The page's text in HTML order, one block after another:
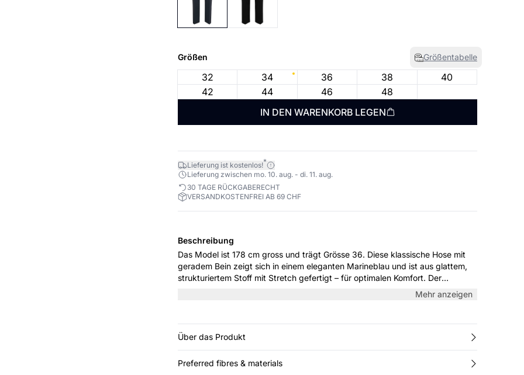
Größen Größentabelle
32 34 36 38
40
42
44 46
48
IN DEN WARENKORB LEGEN
Lieferung ist kostenlos!*
Lieferung zwischen mo. 10. aug. - di. 11. aug.
30 TAGE RÜCKGABERECHT
VERSANDKOSTENFREI AB 69 CHF
Beschreibung
Das Model ist 178 cm gross und trägt Grösse 36. Diese klassische Hose mit
geradem Bein zeigt sich in einem eleganten Marineblau und ist aus glattem,
strukturiertem Stoff mit Stretch gefertigt – für optimalen Komfort. Der
minimalistische Stil und der klare Schnitt machen sie perfekt für Büro und
Alltag. Kombinieren Sie mit einem Hemd oder Pulli für einen stilvollen Look.
Mehr anzeigen
Über das Produkt
Preferred fibres & materials